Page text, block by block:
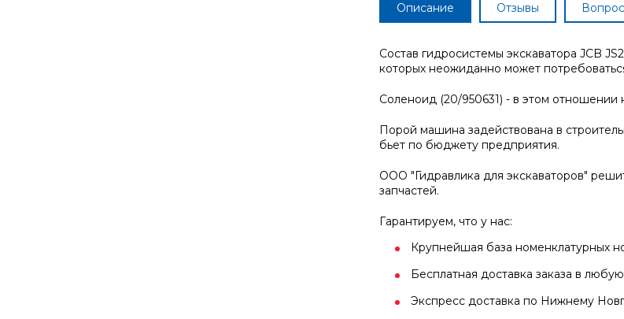
Описание Отзывы
Состав гидросистемы экскаватора JCB
которых неожиданно может
Соленоид (20/950631) - в этом отношении
Порой машина задействована в
бьет по бюджету предприятия.
ООО "Гидравлика для экскаваторов"
запчастей.
Гарантируем, что у нас:
Крупнейшая база номенклатурных
Бесплатная доставка заказа в
Экспресс доставка по Нижнему